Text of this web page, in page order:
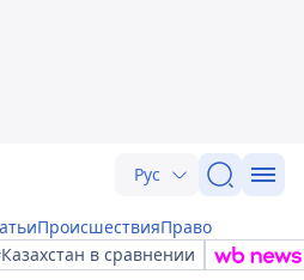
Рус
ПроисшествияПраво
в сравнении